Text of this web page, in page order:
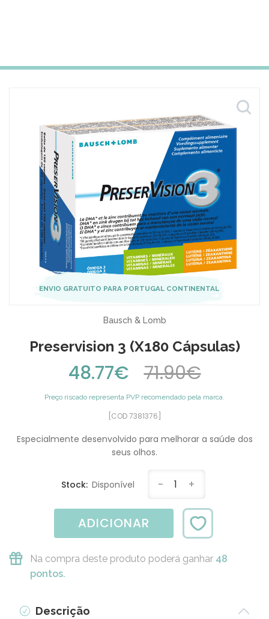
ENVIO GRATUITO PARA PORTUGAL CONTINENTAL
Bausch & Lomb
Preservision 3 (x180 Cápsulas)
48.77€ 71.90€
Preço riscado representa PVP recomendado pela marca.
[COD 7381376]
Especialmente desenvolvido para melhorar a saúde dos
seus olhos.
Stock: Disponível - 1 +
ADICIONAR
Na compra deste produto poderá ganhar 48
pontos.
Descrição